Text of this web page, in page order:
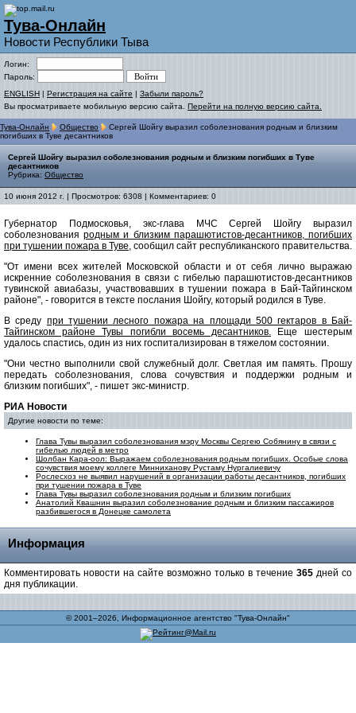
Тува-Онлайн
Новости Республики Тыва
Логин:
Пароль:
ENGLISH | Регистрация на сайте | Забыли пароль?
Вы просматриваете мобильную версию сайта. Перейти на полную версию сайта.
Тува-Онлайн Общество
Сергей Шойгу выразил соболезнования родным и близким
погибших в Туве десантников
Сергей Шойгу выразил соболезнования родным и близким погибших в Туве
десантников
Рубрика: Общество
10 июня 2012 г. | Просмотров: 6308 | Комментариев: 0
Губернатор Подмосковья, экс-глава МЧС Сергей Шойгу выразил
соболезнованияродным и близким парашютистов-десантников, погибших
при тушении пожара в Туве, сообщил сайт республиканского правительства.
"От имени всех жителей Московской области и от себя лично выражаю
искренние соболезнования в связи с гибелью парашютистов-десантников
тувинской авиабазы, участвовавших в тушении пожара в Бай-Тайгинском
районе", - говорится в тексте послания Шойгу, который родился в Туве.
В среду при тушении лесного пожара на площади 500 гектаров в Бай-
Тайгинском районе Тувы погибли восемь десантников.Еще шестерым
удалось спастись, один из них госпитализирован в тяжелом состоянии.
"Они честно выполнили свой служебный долг. Светлая им память. Прошу
передать соболезнования, слова сочувствия и поддержки родным и
близким погибших", - пишет экс-министр.
РИА Новости
Другие новости по теме:
Глава Тувы выразил соболезнования мэру Москвы Сергею Собянину в связи с
гибелью людей в метро
Шолбан Кара-оол: Выражаем соболезнования родным погибших. Особые слова
сочувствия моему коллеге Минниханову Рустаму Нургалиевичу
Рослесхоз не выявил нарушений в организации работы десантников, погибших
при тушении пожара в Туве
Глава Тувы выразил соболезнования родным и близким погибших
Анатолий Квашнин выразил соболезнование родным и близким пассажиров
разбившегося в Донецке самолета
Информация
Комментировать новости на сайте возможно только в течение 365 дней со
дня публикации.
© 2001–2026, Информационное агентство "Тува-Онлайн"